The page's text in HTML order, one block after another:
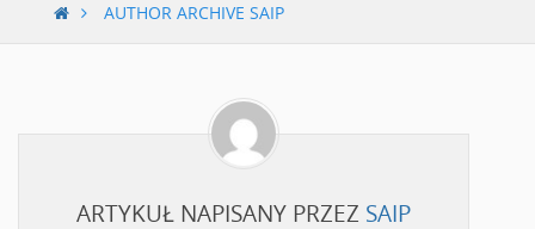
AUTHOR ARCHIVE SAIP
ARTYKUŁ NAPISANY PRZEZ SAIP